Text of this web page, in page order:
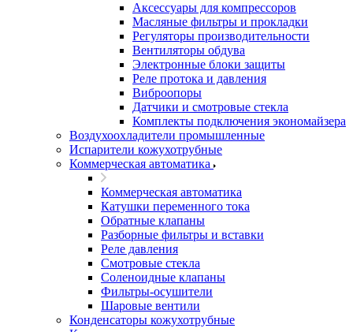
Аксессуары для компрессоров
Масляные фильтры и прокладки
Регуляторы производительности
Вентиляторы обдува
Электронные блоки защиты
Реле протока и давления
Виброопоры
Датчики и смотровые стекла
Комплекты подключения экономайзера
Воздухоохладители промышленные
Испарители кожухотрубные
Коммерческая автоматика
Коммерческая автоматика
Катушки переменного тока
Обратные клапаны
Разборные фильтры и вставки
Реле давления
Смотровые стекла
Соленоидные клапаны
Фильтры-осушители
Шаровые вентили
Конденсаторы кожухотрубные